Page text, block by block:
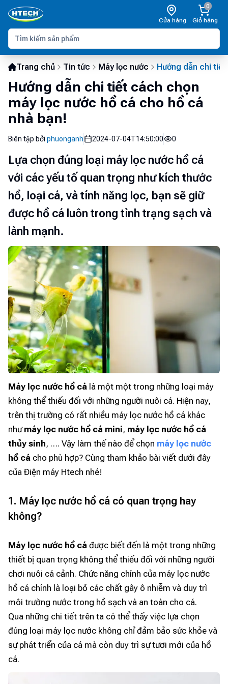
Cửa hàng
0
Giỏ hàng
Trang chủ Tin tức Máy lọc nước Hướng dẫn chi
Hướng dẫn chi tiết cách chọn
máy lọc nước hồ cá cho hồ cá
nhà bạn!
Biên tập bởi phuonganh 2024-07-04T14:50:00 0
Lựa chọn đúng loại máy lọc nước hồ cá
với các yếu tố quan trọng như kích thước
hồ, loại cá, và tính năng lọc, bạn sẽ giữ
được hồ cá luôn trong tình trạng sạch và
lành mạnh.
Máy lọc nước hồ cá là một một trong những loại máy
không thể thiếu đối với những người nuôi cá. Hiện nay,
trên thị trường có rất nhiều máy lọc nước hồ cá khác
nhưmáy lọc nước hồ cá mini, máy lọc nước hồ cá
thủy sinh, …. Vậy làm thế nào để chọn máy lọc nước
hồ cá cho phù hợp? Cùng tham khảo bài viết dưới đây
của Điện máy Htech nhé!
1. Máy lọc nước hồ cá có quan trọng hay
không?
Máy lọc nước hồ cá được biết đến là một trong những
thiết bị quan trọng không thể thiếu đối với những người
chơi nuôi cá cảnh. Chức năng chính của máy lọc nước
hồ cá chính là loại bỏ các chất gây ô nhiễm và duy trì
môi trường nước trong hồ sạch và an toàn cho cá.
Qua những chi tiết trên ta có thể thấy việc lựa chọn
đúng loại máy lọc nước không chỉ đảm bảo sức khỏe và
sự phát triển của cá mà còn duy trì sự tươi mới của hồ
cá.